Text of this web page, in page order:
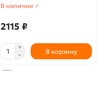
В наличии ✓
2115 ₽
В корзину